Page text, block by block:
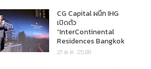
CG Capital ผนึก IHG
เปิดตัว
“InterContinental
Residences Bangkok
Asoke”
21 ต.ค. 2568